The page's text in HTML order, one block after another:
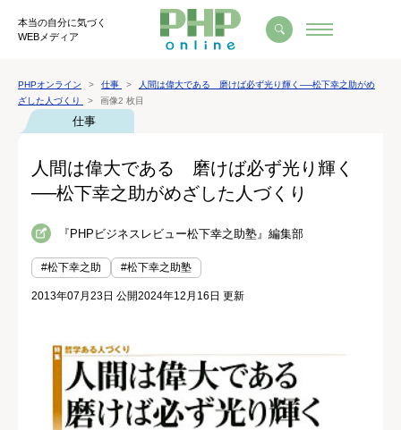
本当の自分に気づく
WEBメディア
PHPオンライン 仕事
人間は偉大である 磨けば必ず光り輝く──松下幸之助がめ
ざした人づくり
画像2 枚目
仕事
人間は偉大である 磨けば必ず光り輝く
──松下幸之助がめざした人づくり
『PHPビジネスレビュー松下幸之助塾』編集部
#松下幸之助 #松下幸之助塾
2013年07月23日 公開2024年12月16日 更新